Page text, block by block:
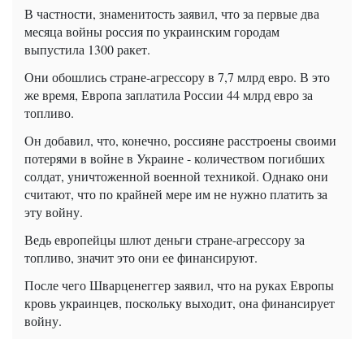
В частности, знаменитость заявил, что за первые два
месяца войны россия по украинским городам
выпустила 1300 ракет.
Они обошлись стране-агрессору в 7,7 млрд евро. В это
же время, Европа заплатила России 44 млрд евро за
топливо.
Он добавил, что, конечно, россияне расстроены своими
потерями в войне в Украине - количеством погибших
солдат, уничтоженной военной техникой. Однако они
считают, что по крайней мере им не нужно платить за
эту войну.
Ведь европейцы шлют деньги стране-агрессору за
топливо, значит это они ее финансируют.
После чего Шварценеггер заявил, что на руках Европы
кровь украинцев, поскольку выходит, она финансирует
войну.